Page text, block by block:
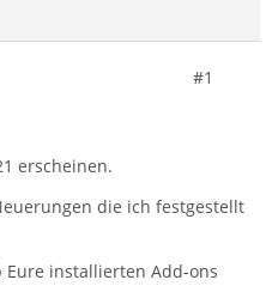
#1
erscheinen.
die ich festgestellt
installierten Add-ons